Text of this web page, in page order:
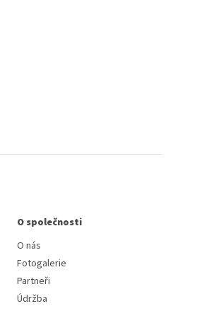
O společnosti
O nás
Fotogalerie
Partneři
Údržba